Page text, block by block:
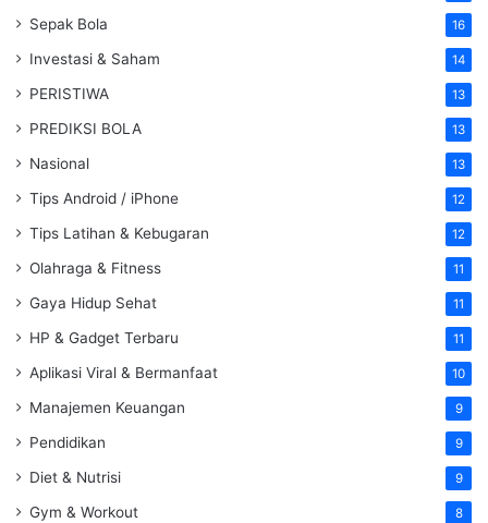
Sepak Bola 16
Investasi & Saham 14
PERISTIWA 13
PREDIKSI BOLA 13
Nasional 13
Tips Android / iPhone 12
Tips Latihan & Kebugaran 12
Olahraga & Fitness 11
Gaya Hidup Sehat 11
HP & Gadget Terbaru 11
Aplikasi Viral & Bermanfaat 10
Manajemen Keuangan 9
Pendidikan 9
Diet & Nutrisi 9
Gym & Workout 8